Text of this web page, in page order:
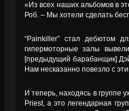
«Из всех наших альбомов в
Роб. – Мы хотели сделать
“Painkiller” стал дебютом
гипермоторные залы
[предыдущий барабанщик]
Нам несказанно повезло с
И теперь, находясь в группе
Priest, а это легендарная